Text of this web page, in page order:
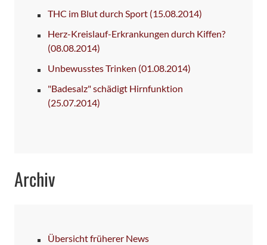
THC im Blut durch Sport (15.08.2014)
Herz-Kreislauf-Erkrankungen durch Kiffen?
(08.08.2014)
Unbewusstes Trinken (01.08.2014)
"Badesalz" schädigt Hirnfunktion
(25.07.2014)
Archiv
Übersicht früherer News